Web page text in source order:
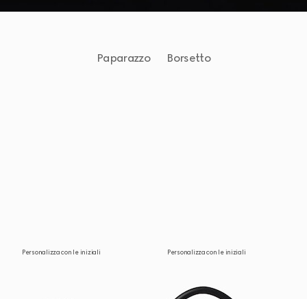
Paparazzo Borsetto
Personalizza con le iniziali Personalizza con le iniziali